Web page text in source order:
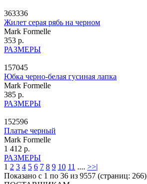
363336
Жилет серая рябь на черном
Mark Formelle
353 р.
РАЗМЕРЫ
157045
Юбка черно-белая гусиная лапка
Mark Formelle
385 р.
РАЗМЕРЫ
152596
Платье черный
Mark Formelle
1 412 р.
РАЗМЕРЫ
1 2 3 4 5 6 7 8 9 10 11 .... >>|
Показано с 1 по 36 из 9557 (страниц: 266)